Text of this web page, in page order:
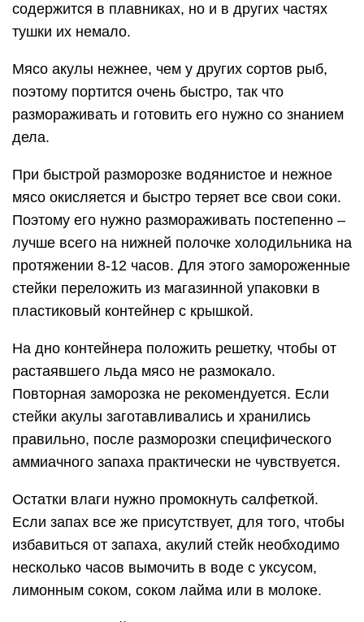
содержится в плавниках, но и в других частях
тушки их немало.
Мясо акулы нежнее, чем у других сортов рыб,
поэтому портится очень быстро, так что
размораживать и готовить его нужно со знанием
дела.
При быстрой разморозке водянистое и нежное
мясо окисляется и быстро теряет все свои соки.
Поэтому его нужно размораживать постепенно –
лучше всего на нижней полочке холодильника на
протяжении 8-12 часов. Для этого замороженные
стейки переложить из магазинной упаковки в
пластиковый контейнер с крышкой.
На дно контейнера положить решетку, чтобы от
растаявшего льда мясо не размокало.
Повторная заморозка не рекомендуется. Если
стейки акулы заготавливались и хранились
правильно, после разморозки специфического
аммиачного запаха практически не чувствуется.
Остатки влаги нужно промокнуть салфеткой.
Если запах все же присутствует, для того, чтобы
избавиться от запаха, акулий стейк необходимо
несколько часов вымочить в воде с уксусом,
лимонным соком, соком лайма или в молоке.